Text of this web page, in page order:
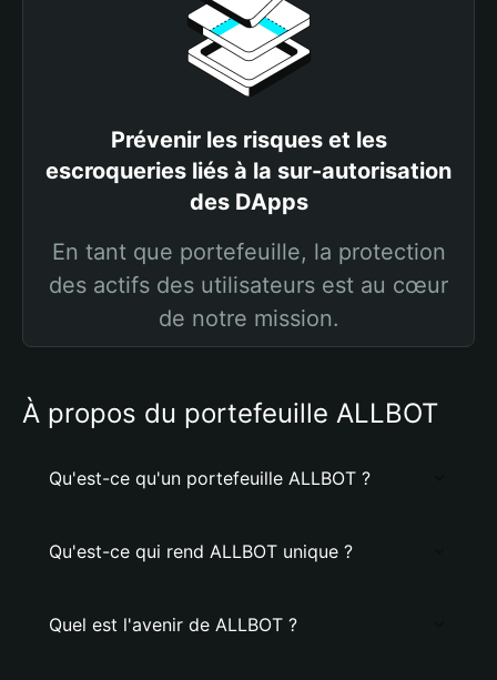
Prévenir les risques et les
escroqueries liés à la sur-autorisation
des DApps
En tant que portefeuille, la protection
des actifs des utilisateurs est au cœur
de notre mission.
À propos du portefeuille ALLBOT
Qu'est-ce qu'un portefeuille ALLBOT ?
Qu'est-ce qui rend ALLBOT unique ?
Quel est l'avenir de ALLBOT ?